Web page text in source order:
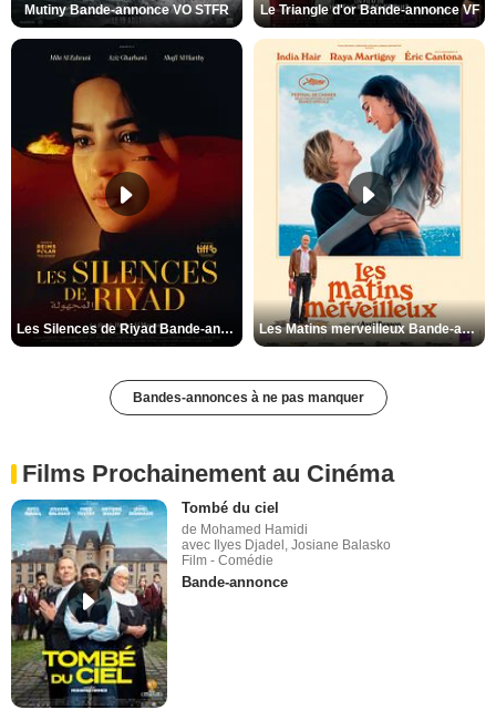
Mutiny Bande-annonce VO STFR Le Triangle d'or Bande-annonce VF
Les Silences de Riyad Bande-annonce VO STFR Les Matins merveilleux Bande-annonce VF
Bandes-annonces à ne pas manquer
Films Prochainement au Cinéma
Tombé du ciel
de Mohamed Hamidi
avec Ilyes Djadel, Josiane Balasko
Film - Comédie
Bande-annonce